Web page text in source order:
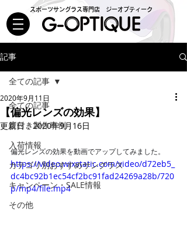
スポーツサングラス専門店 ジーオプティーク
記事
全ての記事
度付き製作事例
入荷情報
カテゴリ別おすすめサングラス
キャンペーン・SALE情報
その他
全ての記事
【偏光レンズの効果】
2020年9月11日
更新日：2020年9月16日
偏光レンズの効果を動画でアップしてみました。
https://video.wixstatic.com/video/d72eb5_
dc4bc92b1ec54cf2bc91fad24269a28b/720
p/mp4/file.mp4